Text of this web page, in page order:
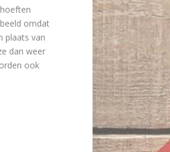
omdat
plaats van
dan weer
ook